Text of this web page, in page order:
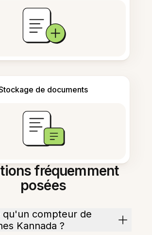
de documents
fréquemment
posées
qu'un compteur de
Kannada ?